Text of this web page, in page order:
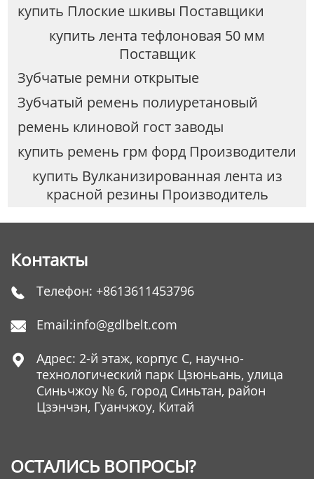
купить Плоские шкивы Поставщики
купить лента тефлоновая 50 мм
Поставщик
Зубчатые ремни открытые
Зубчатый ремень полиуретановый
ремень клиновой гост заводы
купить ремень грм форд Производители
купить Вулканизированная лента из
красной резины Производитель
Контакты
 Телефон: +8613611453796
 Email:info@gdlbelt.com

Адрес: 2-й этаж, корпус C, научно-
технологический парк Цзюньань, улица
Синьчжоу № 6, город Синьтан, район
Цзэнчэн, Гуанчжоу, Китай
ОСТАЛИСЬ ВОПРОСЫ?